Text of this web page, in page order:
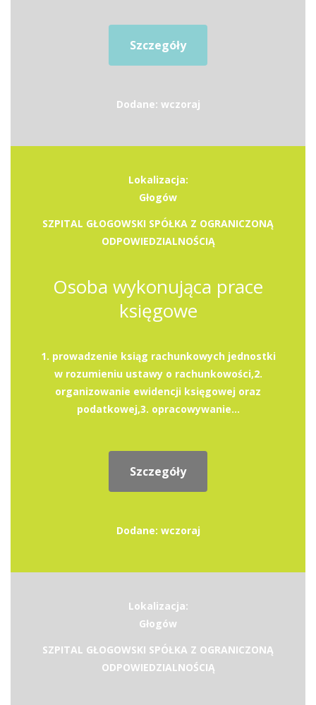
Szczegóły
Dodane: wczoraj
Lokalizacja:
Głogów
SZPITAL GŁOGOWSKI SPÓŁKA Z OGRANICZONĄ
ODPOWIEDZIALNOŚCIĄ
Osoba wykonująca prace
księgowe
1. prowadzenie ksiąg rachunkowych jednostki
w rozumieniu ustawy o rachunkowości,2.
organizowanie ewidencji księgowej oraz
podatkowej,3. opracowywanie...
Szczegóły
Dodane: wczoraj
Lokalizacja:
Głogów
SZPITAL GŁOGOWSKI SPÓŁKA Z OGRANICZONĄ
ODPOWIEDZIALNOŚCIĄ